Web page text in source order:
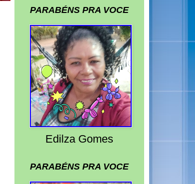
PARABÉNS PRA VOCE
Edilza Gomes
PARABÉNS PRA VOCE